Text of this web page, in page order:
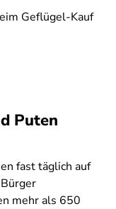
Geflügel-Kauf
Puten
fast täglich auf
mehr als 650